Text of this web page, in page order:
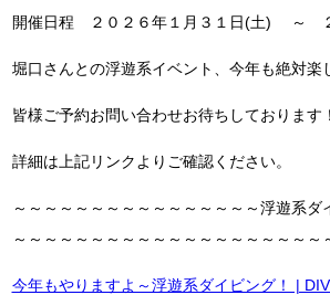
開催日程 ２０２６年１月３１日(土) ～
堀口さんとの浮遊系イベント、今年も絶対楽
皆様ご予約お問い合わせお待ちしております！
詳細は上記リンクよりご確認ください。
～～～～～～～～～～～～～～～～浮遊系ダ
～～～～～～～～～～～～～～～～～～～～
今年もやりますよ～浮遊系ダイビング！ |